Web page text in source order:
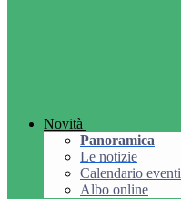
Novità
Panoramica
Le notizie
Calendario eventi
Albo online